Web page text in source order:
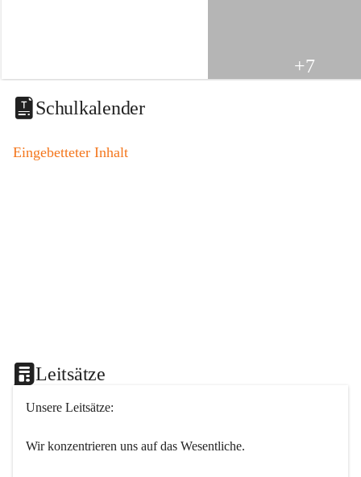
i
t
a
o
+7
Schulkalender
Eingebetteter Inhalt
Leitsätze
Unsere Leitsätze:
Wir konzentrieren uns auf das Wesentliche.